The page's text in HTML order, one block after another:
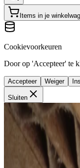
Items in je
Cookievoorkeuren
Door op 'Accepteer' te
Accepteer Weiger
Sluiten